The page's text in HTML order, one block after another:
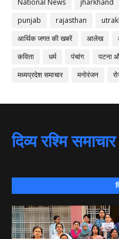
National News jharkhand
punjab
rajasthan
आर्थिक जगत की खबरें
आलेख
कविता
धर्म पंचांग पटना
मध्यप्रदेश समाचार
मनोरंजन
दिव्य रश्मि समाचार